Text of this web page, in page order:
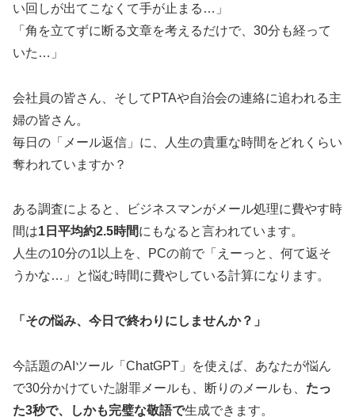
い回しが出てこなくて手が止まる…」
「角を立てずに断る文章を考えるだけで、30分も経って
いた…」
会社員の皆さん、そしてPTAや自治会の連絡に追われる主
婦の皆さん。
毎日の「メール返信」に、人生の貴重な時間をどれくらい
奪われていますか？
ある調査によると、ビジネスマンがメール処理に費やす時
間は1日平均約2.5時間にもなると言われています。
人生の10分の1以上を、PCの前で「えーっと、何て返そ
うかな…」と悩む時間に費やしている計算になります。
「その悩み、今日で終わりにしませんか？」
今話題のAIツール「ChatGPT」を使えば、あなたが悩ん
で30分かけていた謝罪メールも、断りのメールも、 たっ
た3秒で、しかも完璧な敬語で生成できます。